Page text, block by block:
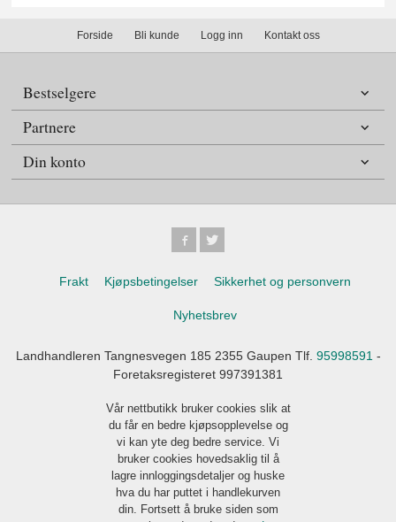
Forside Bli kunde Logg inn Kontakt oss
Bestselgere
Partnere
Din konto
Frakt Kjøpsbetingelser Sikkerhet og personvern
Nyhetsbrev
Landhandleren Tangnesvegen 185 2355 Gaupen Tlf. 95998591-
Foretaksregisteret 997391381
Vår nettbutikk bruker cookies slik at
du får en bedre kjøpsopplevelse og
vi kan yte deg bedre service. Vi
bruker cookies hovedsaklig til å
lagre innloggingsdetaljer og huske
hva du har puttet i handlekurven
din. Fortsett å bruke siden som